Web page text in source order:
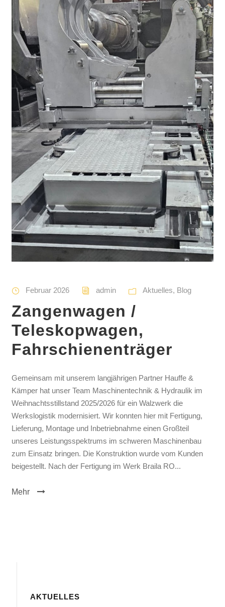
Februar 2026 admin Aktuelles, Blog
Zangenwagen /
Teleskopwagen,
Fahrschienenträger
Gemeinsam mit unserem langjährigen Partner Hauffe &
Kämper hat unser Team Maschinentechnik & Hydraulik im
Weihnachtsstillstand 2025/2026 für ein Walzwerk die
Werkslogistik modernisiert. Wir konnten hier mit Fertigung,
Lieferung, Montage und Inbetriebnahme einen Großteil
unseres Leistungsspektrums im schweren Maschinenbau
zum Einsatz bringen. Die Konstruktion wurde vom Kunden
beigestellt. Nach der Fertigung im Werk Braila RO...
Mehr
AKTUELLES